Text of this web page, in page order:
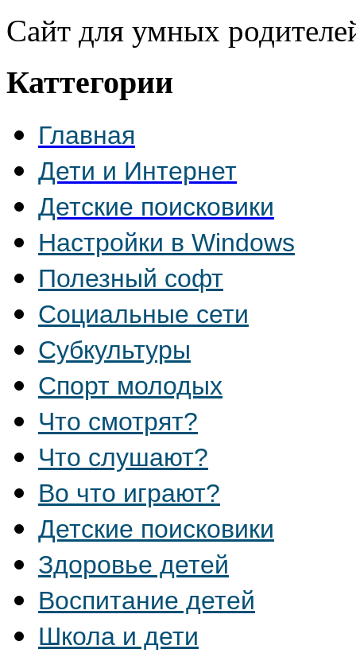
Сайт для умных
Каттегории
Главная
Дети и Интернет
Детские поисковики
Настройки в Windows
Полезный софт
Социальные сети
Субкультуры
Спорт молодых
Что смотрят?
Что слушают?
Во что играют?
Детские поисковики
Здоровье детей
Воспитание детей
Школа и дети